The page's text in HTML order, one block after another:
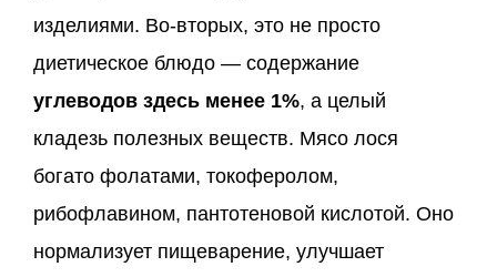
изделиями. Во-вторых, это не просто
диетическое блюдо — содержание
углеводов здесь менее 1%, а целый
кладезь полезных веществ. Мясо лося
богато фолатами, токоферолом,
рибофлавином, пантотеновой кислотой. Оно
нормализует пищеварение, улучшает